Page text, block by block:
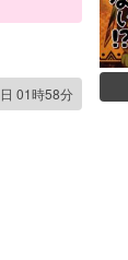
01時58分